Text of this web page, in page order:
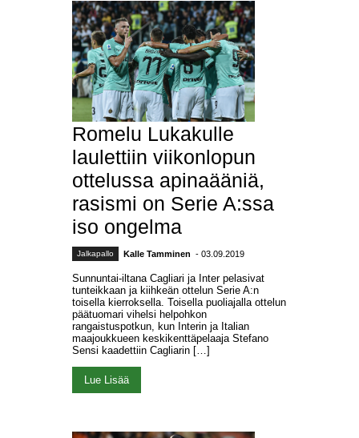
Romelu Lukakulle
laulettiin viikonlopun
ottelussa apinaääniä,
rasismi on Serie A:ssa
iso ongelma
Jalkapallo Kalle Tamminen - 03.09.2019
Sunnuntai-iltana Cagliari ja Inter pelasivat
tunteikkaan ja kiihkeän ottelun Serie A:n
toisella kierroksella. Toisella puoliajalla ottelun
päätuomari vihelsi helpohkon
rangaistuspotkun, kun Interin ja Italian
maajoukkueen keskikenttäpelaaja Stefano
Sensi kaadettiin Cagliarin […]
Lue Lisää